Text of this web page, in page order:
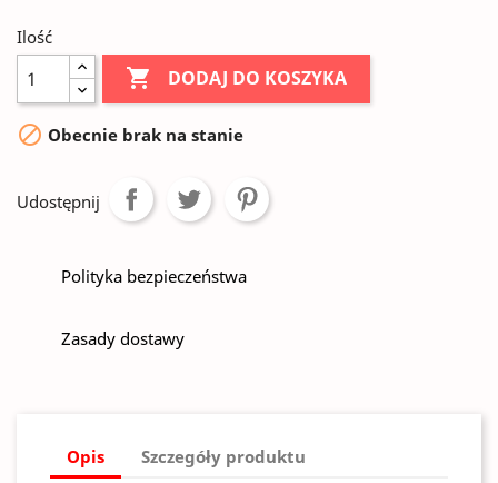
Ilość
 DODAJ DO KOSZYKA
 Obecnie brak na stanie
Udostępnij
Polityka bezpieczeństwa
Zasady dostawy
Opis Szczegóły produktu